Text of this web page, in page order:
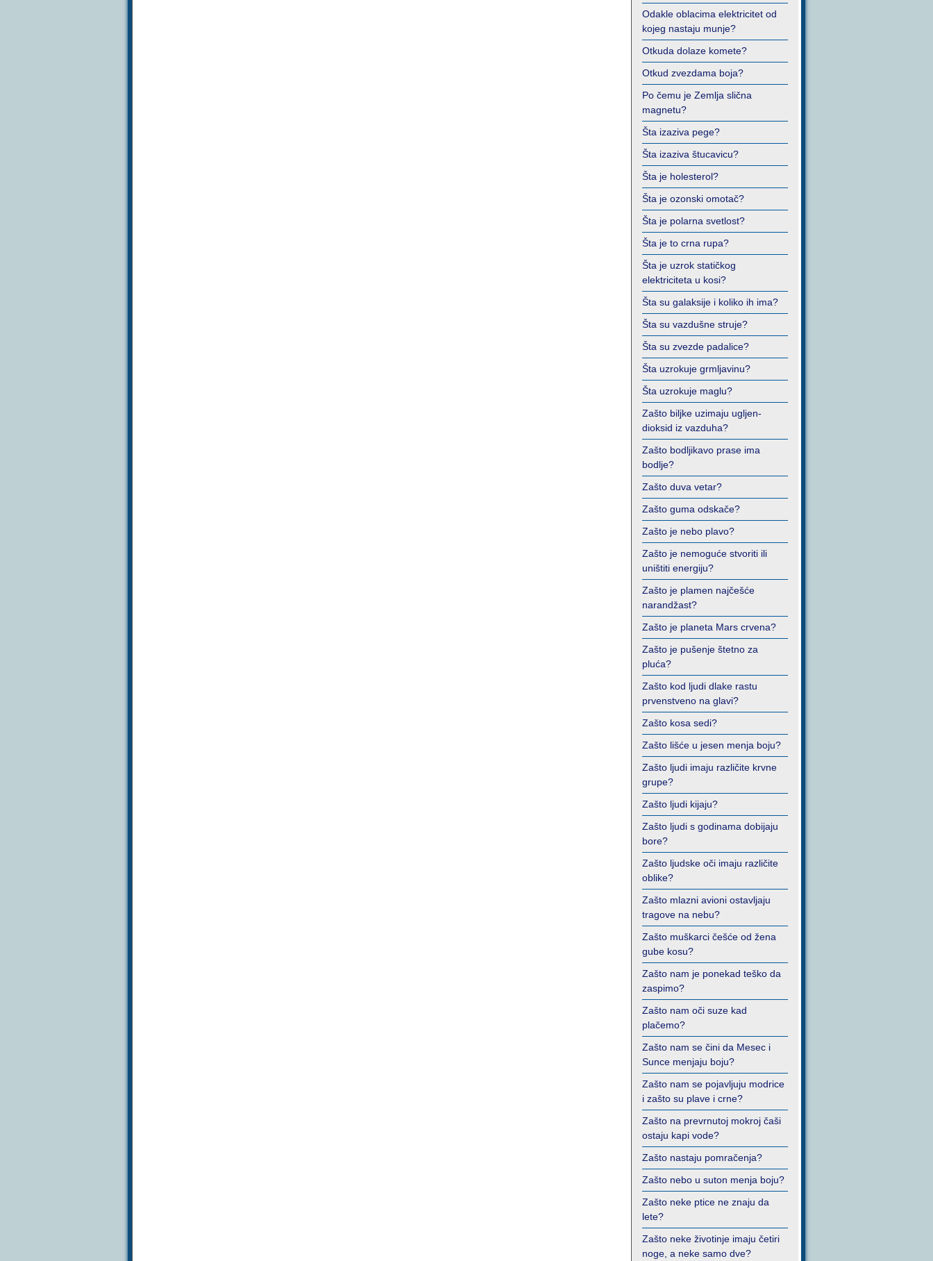
Odakle oblacima elektricitet od
kojeg nastaju munje?
Otkuda dolaze komete?
Otkud zvezdama boja?
Po čemu je Zemlja slična
magnetu?
Šta izaziva pege?
Šta izaziva štucavicu?
Šta je holesterol?
Šta je ozonski omotač?
Šta je polarna svetlost?
Šta je to crna rupa?
Šta je uzrok statičkog
elektriciteta u kosi?
Šta su galaksije i koliko ih ima?
Šta su vazdušne struje?
Šta su zvezde padalice?
Šta uzrokuje grmljavinu?
Šta uzrokuje maglu?
Zašto biljke uzimaju ugljen-
dioksid iz vazduha?
Zašto bodljikavo prase ima
bodlje?
Zašto duva vetar?
Zašto guma odskače?
Zašto je nebo plavo?
Zašto je nemoguće stvoriti ili
uništiti energiju?
Zašto je plamen najčešće
narandžast?
Zašto je planeta Mars crvena?
Zašto je pušenje štetno za
pluća?
Zašto kod ljudi dlake rastu
prvenstveno na glavi?
Zašto kosa sedi?
Zašto lišće u jesen menja boju?
Zašto ljudi imaju različite krvne
grupe?
Zašto ljudi kijaju?
Zašto ljudi s godinama dobijaju
bore?
Zašto ljudske oči imaju različite
oblike?
Zašto mlazni avioni ostavljaju
tragove na nebu?
Zašto muškarci češće od žena
gube kosu?
Zašto nam je ponekad teško da
zaspimo?
Zašto nam oči suze kad
plačemo?
Zašto nam se čini da Mesec i
Sunce menjaju boju?
Zašto nam se pojavljuju modrice
i zašto su plave i crne?
Zašto na prevrnutoj mokroj čaši
ostaju kapi vode?
Zašto nastaju pomračenja?
Zašto nebo u suton menja boju?
Zašto neke ptice ne znaju da
lete?
Zašto neke životinje imaju četiri
noge, a neke samo dve?